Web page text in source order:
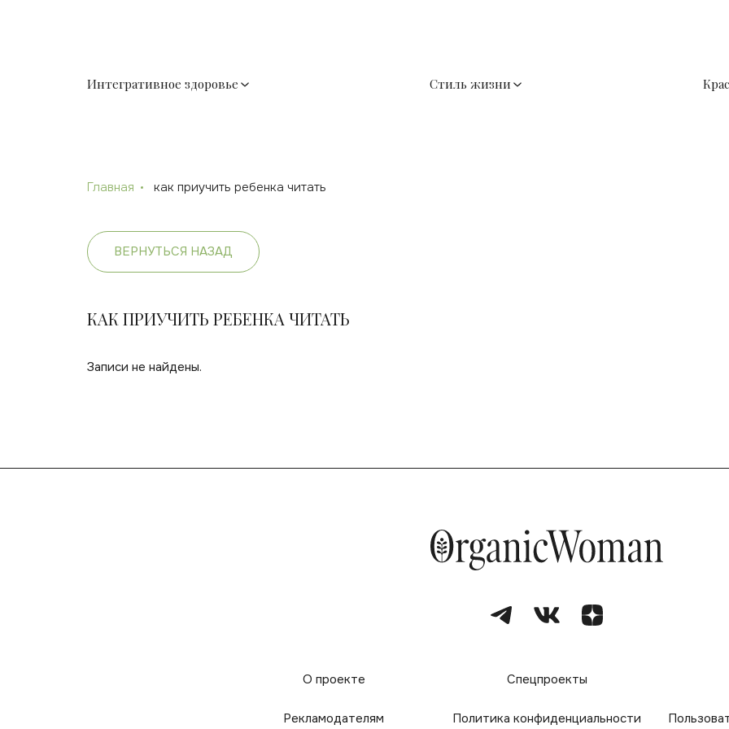
Интегративное здоровье Стиль жизни
Главная как приучить ребенка читать
ВЕРНУТЬСЯ НАЗАД
КАК ПРИУЧИТЬ РЕБЕНКА ЧИТАТЬ
Записи не найдены.
О проекте Спецпроекты
Рекламодателям Политика конфиденциальности